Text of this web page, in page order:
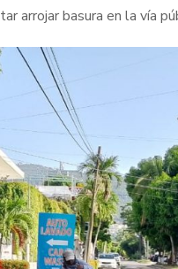
arrojar basura en la vía